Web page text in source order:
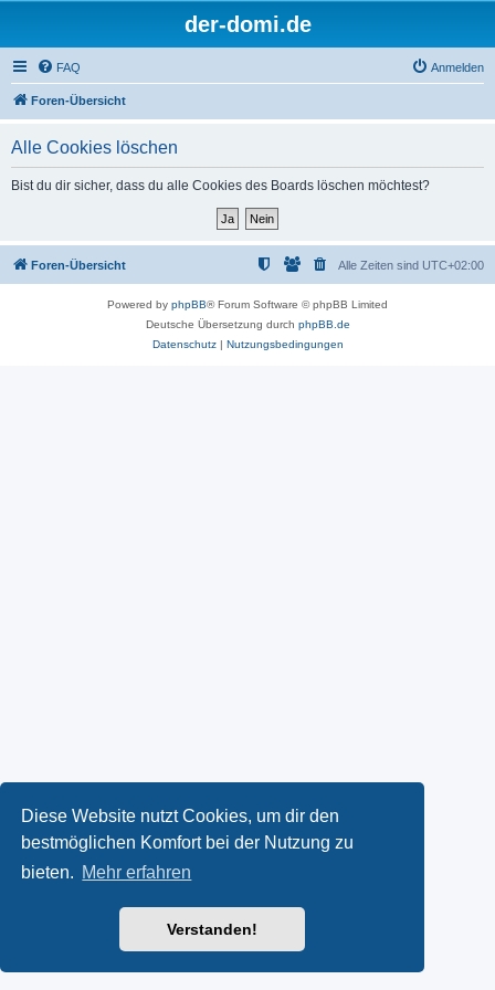
Diese Website nutzt Cookies, um dir den
bestmöglichen Komfort bei der Nutzung zu
bieten. Mehr erfahren
Verstanden!
der-domi.de
FAQ Anmelden
Foren-Übersicht
Alle Cookies löschen
Bist du dir sicher, dass du alle Cookies des Boards löschen möchtest?
Foren-Übersicht Alle Zeiten sind UTC+02:00
Powered by phpBB® Forum Software © phpBB Limited
Deutsche Übersetzung durch phpBB.de
Datenschutz| Nutzungsbedingungen